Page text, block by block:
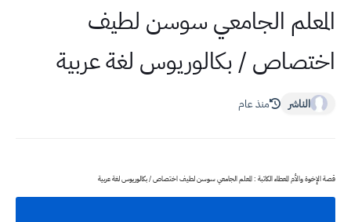
المعلم الجامعي سوسن لطيف
اختصاص / بكالوريوس لغة عربية
الناشر منذ عام
قصة الإخوة والأم المعطاء الكاتبة : المعلم الجامعي سوسن لطيف اختصاص / بكالوريوس لغة عربية